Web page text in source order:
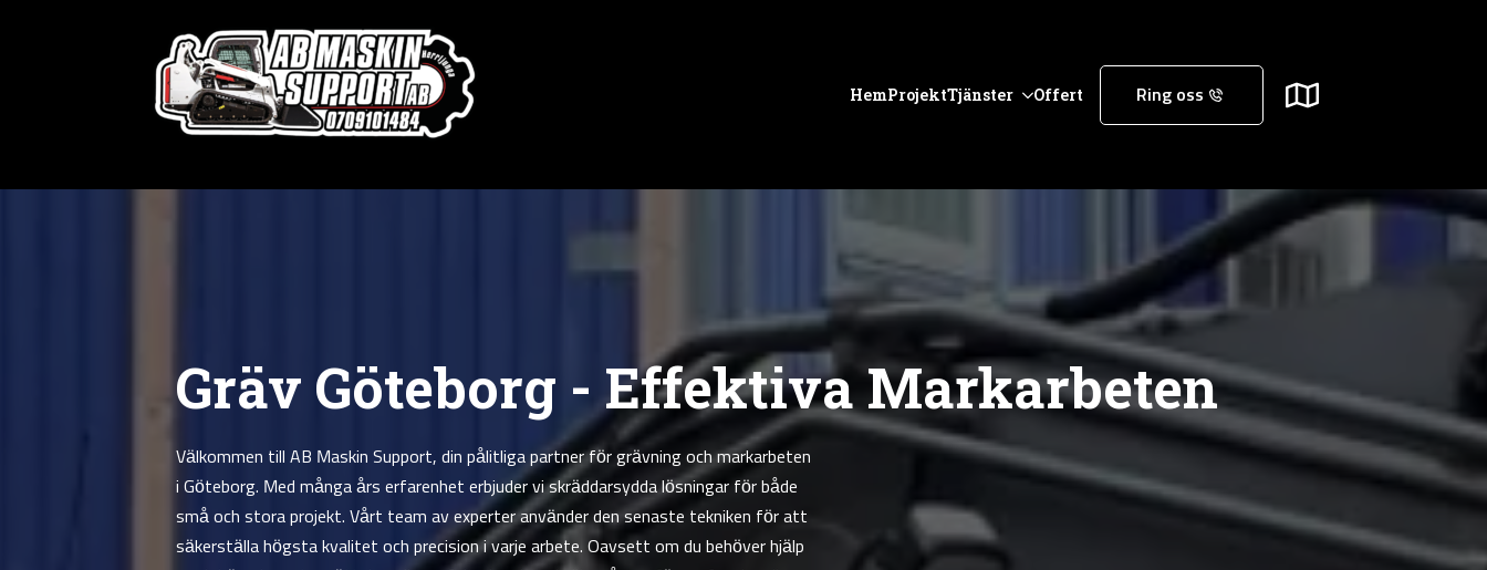
HemProjektTjänster Offert Ring oss
Gräv Göteborg - Effektiva Markarbeten
Välkommen till AB Maskin Support, din pålitliga partner för grävning och markarbeten
i Göteborg. Med många års erfarenhet erbjuder vi skräddarsydda lösningar för både
små och stora projekt. Vårt team av experter använder den senaste tekniken för att
säkerställa högsta kvalitet och precision i varje arbete. Oavsett om du behöver hjälp